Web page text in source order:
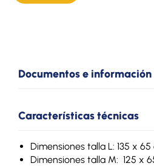
Documentos e
Características técnicas
Dimensiones talla L: 135 x 65
Dimensiones talla M: 125 x